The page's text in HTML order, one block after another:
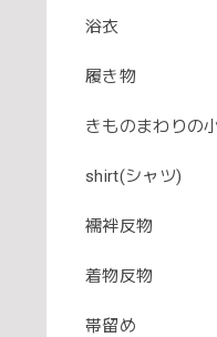
浴衣
履き物
きものまわりの
shirt(シャツ)
襦袢反物
着物反物
帯留め